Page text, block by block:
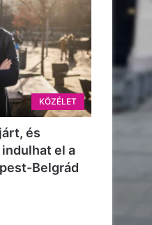
KÖZÉLET
és
el a
Belgrád